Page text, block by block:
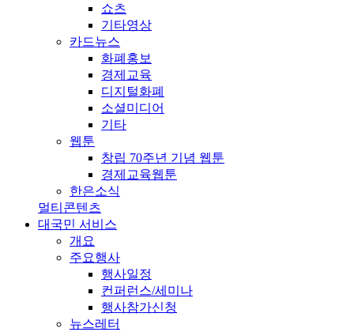
쇼츠
기타영상
카드뉴스
화폐홍보
경제교육
디지털화폐
소셜미디어
기타
웹툰
창립 70주년 기념 웹툰
경제교육웹툰
한은소식
멀티콘텐츠
대국민 서비스
개요
주요행사
행사일정
컨퍼런스/세미나
행사참가신청
뉴스레터